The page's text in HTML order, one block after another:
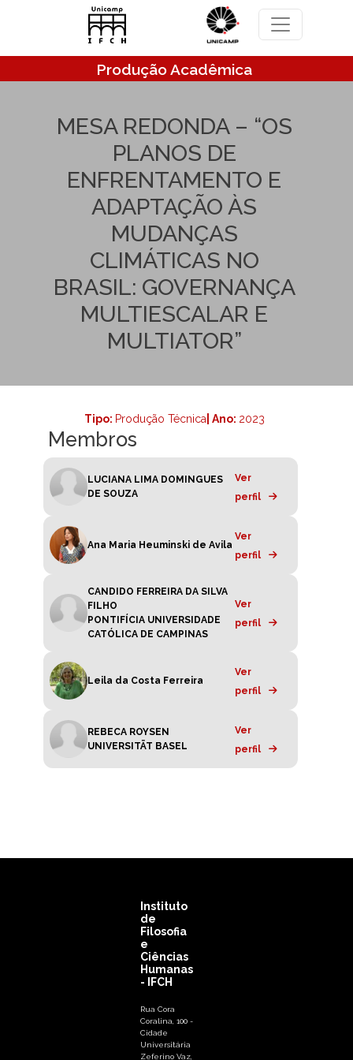
Pular para o conteúdo principal
Produção Acadêmica
MESA REDONDA – “OS
PLANOS DE
ENFRENTAMENTO E
ADAPTAÇÃO ÀS
MUDANÇAS
CLIMÁTICAS NO
BRASIL: GOVERNANÇA
MULTIESCALAR E
MULTIATOR”
Tipo: Produção Técnica | Ano: 2023
Membros
LUCIANA LIMA DOMINGUES
DE SOUZA
Ver
perfil
Ana Maria Heuminski de Avila
Ver
perfil
CANDIDO FERREIRA DA SILVA
FILHO
PONTIFÍCIA UNIVERSIDADE
CATÓLICA DE CAMPINAS
Ver
perfil
Leila da Costa Ferreira
Ver
perfil
REBECA ROYSEN
UNIVERSITÄT BASEL
Ver
perfil
Instituto
de
Filosofia
e
Ciências
Humanas
- IFCH
Rua Cora
Coralina, 100 -
Cidade
Universitária
Zeferino Vaz,